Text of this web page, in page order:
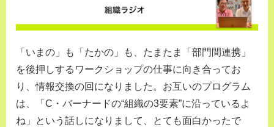
「いまの」も「たかの」も、たまたま「部門間連携」
を後押しするワークショップの仕事に向き合ってお
り、情報交換の回になりました。お互いのプログラム
は、「C・バーナードの“組織の3要素”に沿っているよ
ね」という話しになりまして、とても面白かったで